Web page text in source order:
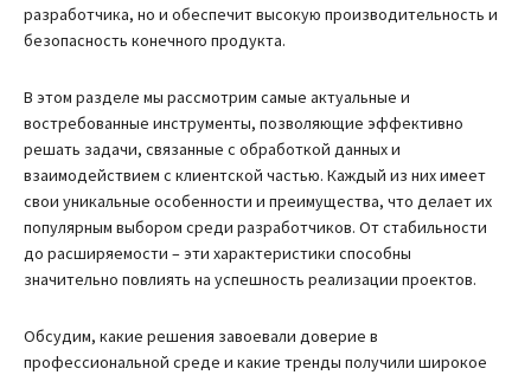
разработчика, но и обеспечит высокую производительность и
безопасность конечного продукта.
В этом разделе мы рассмотрим самые актуальные и
востребованные инструменты, позволяющие эффективно
решать задачи, связанные с обработкой данных и
взаимодействием с клиентской частью. Каждый из них имеет
свои уникальные особенности и преимущества, что делает их
популярным выбором среди разработчиков. От стабильности
до расширяемости – эти характеристики способны
значительно повлиять на успешность реализации проектов.
Обсудим, какие решения завоевали доверие в
профессиональной среде и какие тренды получили широкое